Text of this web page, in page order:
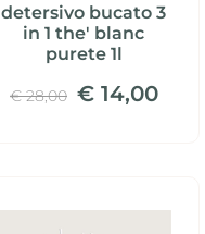
detersivo bucato 3
in 1 the' blanc
purete 1l
€ 28,00 € 14,00